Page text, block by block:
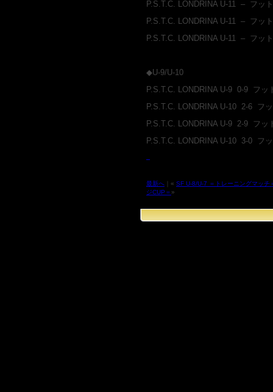
P.S.T.C. LONDRINA U-11 – フッ
P.S.T.C. LONDRINA U-11 – フッ
P.S.T.C. LONDRINA U-11 – フッ
◆U-9/U-10
P.S.T.C. LONDRINA U-9 0-9 フッ
P.S.T.C. LONDRINA U-10 2-6 フ
P.S.T.C. LONDRINA U-9 2-9 フッ
P.S.T.C. LONDRINA U-10 3-0 フ
最新へ ｜« SF U-8/U-7 ＝トレーニングマッチ
ジCUP＝ »